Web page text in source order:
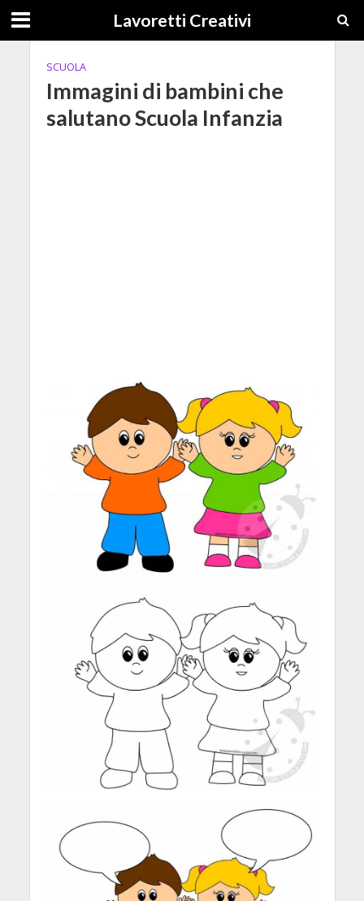
Lavoretti Creativi
SCUOLA
Immagini di bambini che
salutano Scuola Infanzia